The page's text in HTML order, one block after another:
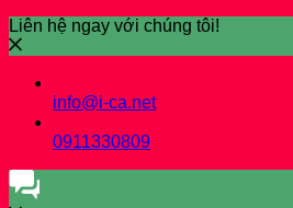
Liên hệ ngay với chúng tôi!
info@i-ca.net
0911330809